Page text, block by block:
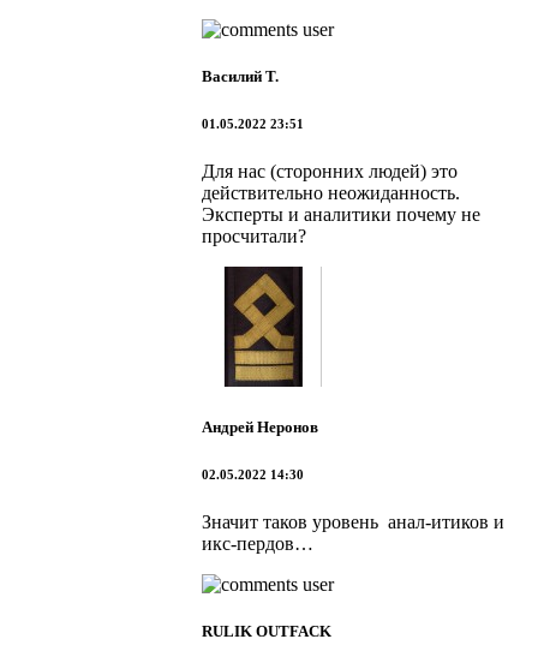
Василий Т.
01.05.2022 23:51
Для нас (сторонних людей) это
действительно неожиданность.
Эксперты и аналитики почему не
просчитали?
Андрей Неронов
02.05.2022 14:30
Значит таков уровень анал-итиков и
икс-пердов…
RULIK OUTFACK